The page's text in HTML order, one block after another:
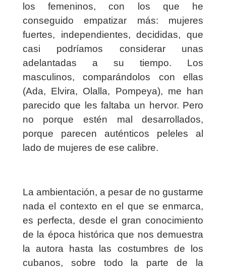
los femeninos, con los que he
conseguido empatizar más: mujeres
fuertes, independientes, decididas, que
casi podríamos considerar unas
adelantadas a su tiempo. Los
masculinos, comparándolos con ellas
(Ada, Elvira, Olalla, Pompeya), me han
parecido que les faltaba un hervor. Pero
no porque estén mal desarrollados,
porque parecen auténticos peleles al
lado de mujeres de ese calibre.
La ambientación, a pesar de no gustarme
nada el contexto en el que se enmarca,
es perfecta, desde el gran conocimiento
de la época histórica que nos demuestra
la autora hasta las costumbres de los
cubanos, sobre todo la parte de la